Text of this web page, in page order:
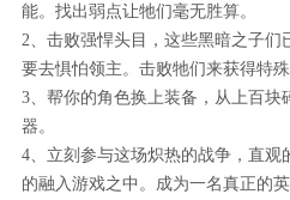
能。找出弱点让牠们毫无胜算。
2、击败强悍头目，这些黑暗之子们
要去惧怕领主。击败牠们来获得特殊
3、帮你的角色换上装备，从上百块
器。
4、立刻参与这场炽热的战争，直观
的融入游戏之中。成为一名真正的